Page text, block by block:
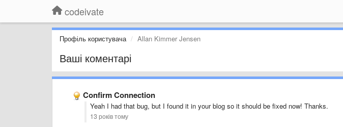
codeivate
Профіль користувача Allan Kimmer Jensen
Ваші коментарі
Confirm Connection
Yeah I had that bug, but I found it in your blog so it should be fixed now! Thanks.
13 років тому